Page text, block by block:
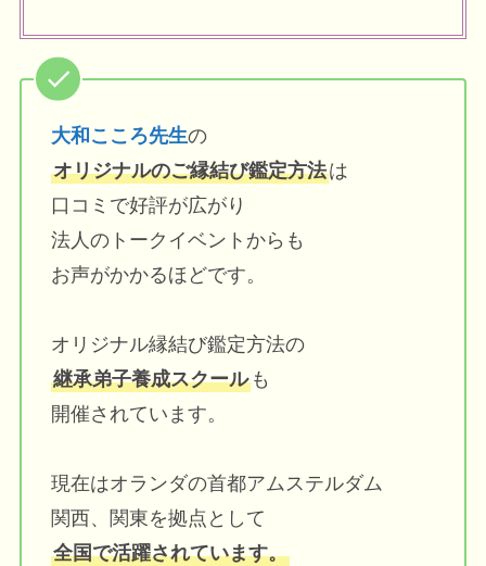
大和こころ先生の
オリジナルのご縁結び鑑定方法は
口コミで好評が広がり
法人のトークイベントからも
お声がかかるほどです。
オリジナル縁結び鑑定方法の
継承弟子養成スクールも
開催されています。
現在はオランダの首都アムステルダム
関西、関東を拠点として
全国で活躍されています。